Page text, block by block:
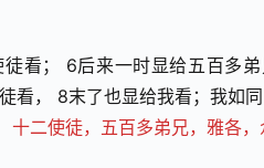
看； 6后来一时显给五百多
看， 8末了也显给我看；我如同
十二使徒，五百多弟兄，雅各